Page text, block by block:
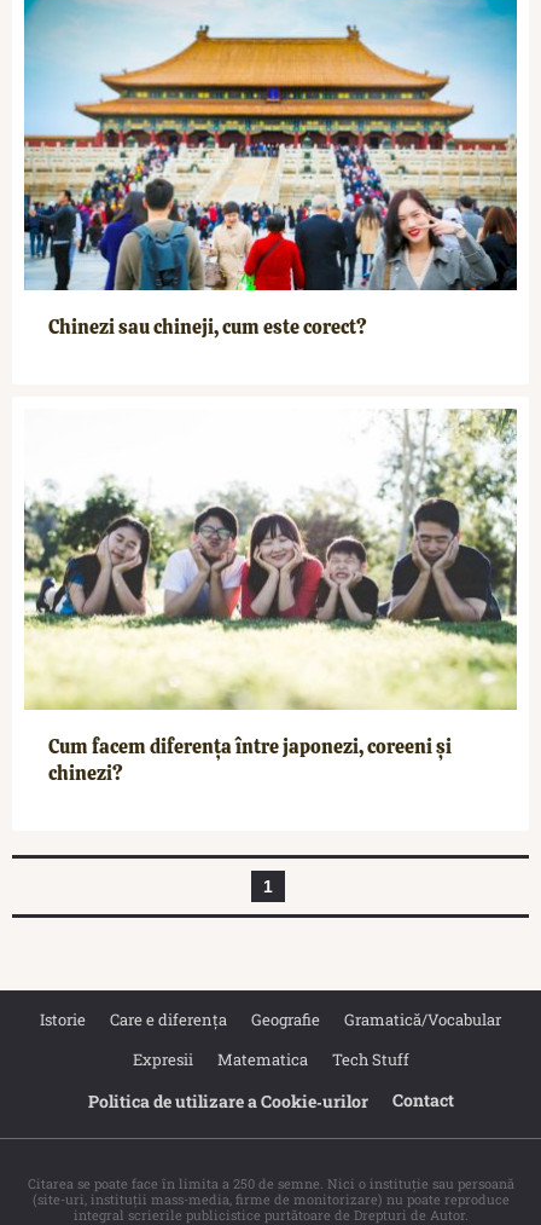
Chinezi sau chineji, cum este corect?
Cum facem diferența între japonezi, coreeni și
chinezi?
1
Istorie Care e diferența Geografie
Gramatică/Vocabular
Expresii
Matematica Tech Stuff
Politica de utilizare a Cookie‐urilor Contact
Citarea se poate face în limita a 250 de semne. Nici o instituţie sau persoană
(site-uri, instituţii mass-media, firme de monitorizare) nu poate reproduce
integral scrierile publicistice purtătoare de Drepturi de Autor.